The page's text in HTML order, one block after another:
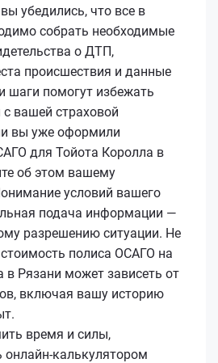
убедились, что все в
собрать необходимые
о ДТП,
происшествия и данные
шаги помогут избежать
вашей страховой
вы уже оформили
для Тойота Королла в
об этом вашему
условий вашего
подача информации —
разрешению ситуации. Не
полиса ОСАГО на
в Рязани может зависеть от
включая вашу историю
время и силы,
онлайн-калькулятором